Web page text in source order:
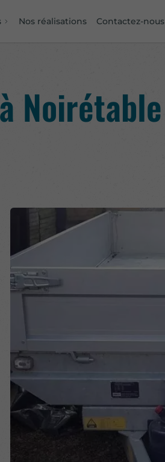
Nos réalisations Contactez-nous
Noirétable